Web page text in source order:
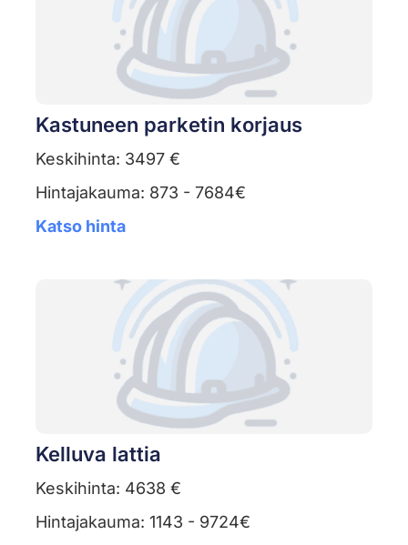
Kastuneen parketin korjaus
Keskihinta: 3497 €
Hintajakauma: 873 - 7684€
Katso hinta
Kelluva lattia
Keskihinta: 4638 €
Hintajakauma: 1143 - 9724€